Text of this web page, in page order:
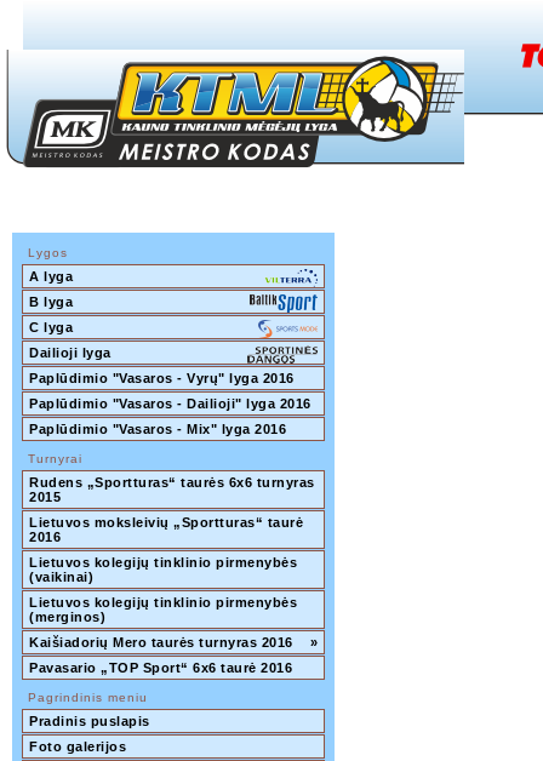
Lygos
A lyga
B lyga
C lyga
Dailioji lyga
Paplūdimio "Vasaros - Vyrų" lyga 2016
Paplūdimio "Vasaros - Dailioji" lyga 2016
Paplūdimio "Vasaros - Mix" lyga 2016
Turnyrai
Rudens „Sportturas“ taurės 6x6 turnyras
2015
Lietuvos moksleivių „Sportturas“ taurė
2016
Lietuvos kolegijų tinklinio pirmenybės
(vaikinai)
Lietuvos kolegijų tinklinio pirmenybės
(merginos)
Kaišiadorių Mero taurės turnyras 2016
»
Pavasario „TOP Sport“ 6x6 taurė 2016
Pagrindinis meniu
Pradinis puslapis
Foto galerijos